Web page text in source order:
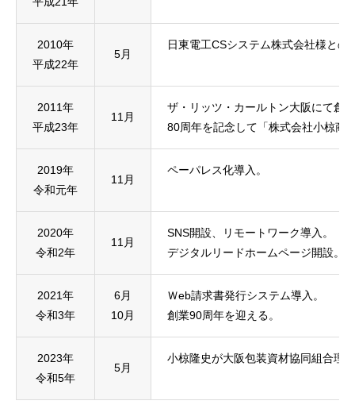
2010年
平成22年
5月
日東電工CSシステム株式会社様と
2011年
平成23年
11月
ザ・リッツ・カールトン大阪にて創
80周年を記念して「株式会社小椋
2019年
令和元年
11月
ペーパレス化導入。
2020年
令和2年
11月
SNS開設、リモートワーク導入。
デジタルリードホームページ開設。
2021年
令和3年
6月
10月
Ｗeb請求書発行システム導入。
創業90周年を迎える。
2023年
令和5年
5月
小椋隆史が大阪包装資材協同組合理